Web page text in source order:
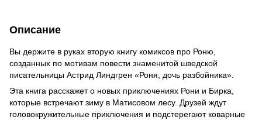
Описание
Вы держите в руках вторую книгу комиксов про Роню,
созданных по мотивам повести знаменитой шведской
писательницы Астрид Линдгрен «Роня, дочь разбойника».
Эта книга расскажет о новых приключениях Рони и Бирка,
которые встречают зиму в Матисовом лесу. Друзей ждут
головокружительные приключения и подстерегают коварные